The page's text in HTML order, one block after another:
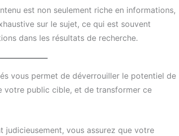
est non seulement riche en informations,
sur le sujet, ce qui est souvent
dans les résultats de recherche.
vous permet de déverrouiller le potentiel de
votre public cible, et de transformer ce
judicieusement, vous assurez que votre